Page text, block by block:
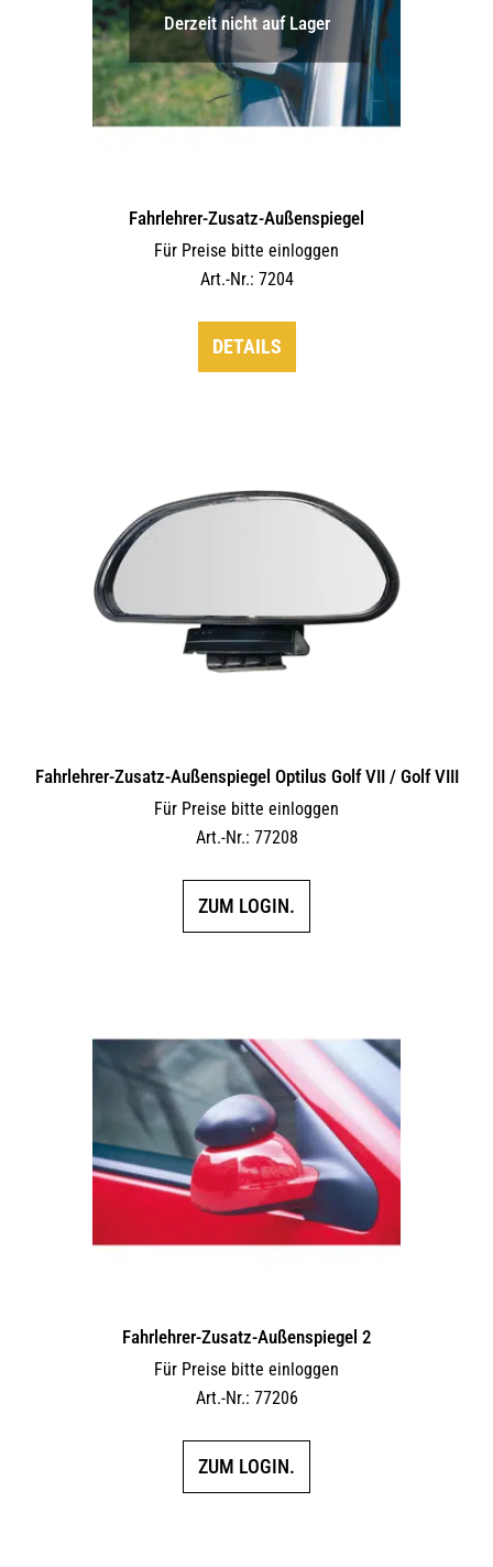
Derzeit nicht auf Lager
Fahrlehrer-Zusatz-Außen­spiegel
Für Preise bitte einloggen
Art.-Nr.: 7204
DETAILS
Fahrlehrer-Zusatz-Außen­spiegel Optilus Golf VII / Golf VIII
Für Preise bitte einloggen
Art.-Nr.: 77208
ZUM LOGIN.
Fahrlehrer-Zusatz-Außen­spiegel 2
Für Preise bitte einloggen
Art.-Nr.: 77206
ZUM LOGIN.